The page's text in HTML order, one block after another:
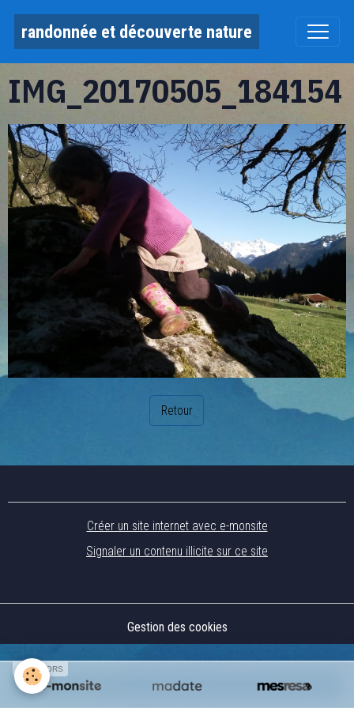
randonnée et découverte nature
IMG_20170505_184154
Retour
Créer un site internet avec e-monsite
Signaler un contenu illicite sur ce site
Gestion des cookies
SPONSORS